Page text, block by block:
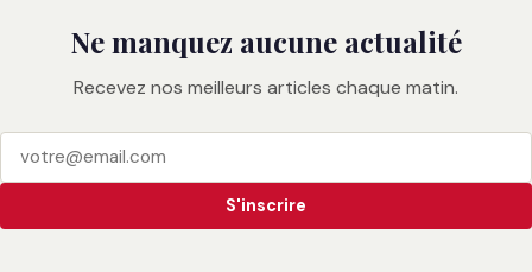
Ne manquez aucune actualité
Recevez nos meilleurs articles chaque matin.
S'inscrire